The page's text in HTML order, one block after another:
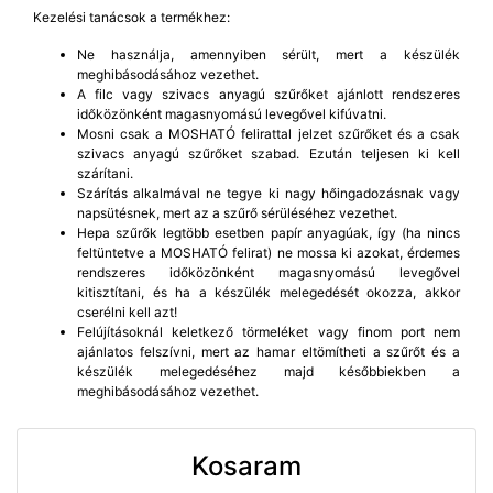
Kezelési tanácsok a termékhez:
Ne használja, amennyiben sérült, mert a készülék
meghibásodásához vezethet.
A filc vagy szivacs anyagú szűrőket ajánlott rendszeres
időközönként magasnyomású levegővel kifúvatni.
Mosni csak a MOSHATÓ felirattal jelzet szűrőket és a csak
szivacs anyagú szűrőket szabad. Ezután teljesen ki kell
szárítani.
Szárítás alkalmával ne tegye ki nagy hőingadozásnak vagy
napsütésnek, mert az a szűrő sérüléséhez vezethet.
Hepa szűrők legtöbb esetben papír anyagúak, így (ha nincs
feltüntetve a MOSHATÓ felirat) ne mossa ki azokat, érdemes
rendszeres időközönként magasnyomású levegővel
kitisztítani, és ha a készülék melegedését okozza, akkor
cserélni kell azt!
Felújításoknál keletkező törmeléket vagy finom port nem
ajánlatos felszívni, mert az hamar eltömítheti a szűrőt és a
készülék melegedéséhez majd későbbiekben a
meghibásodásához vezethet.
Kosaram